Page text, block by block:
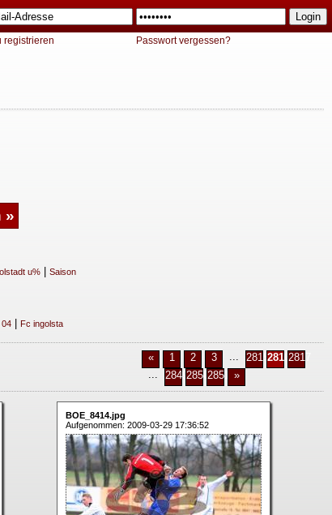
registrieren Passwort vergessen?
u%| Saison
04| Fc ingolsta
« 1 2 3 281528162817
284928502851 »
BOE_8414.jpg
Aufgenommen: 2009-03-29 17:36:52